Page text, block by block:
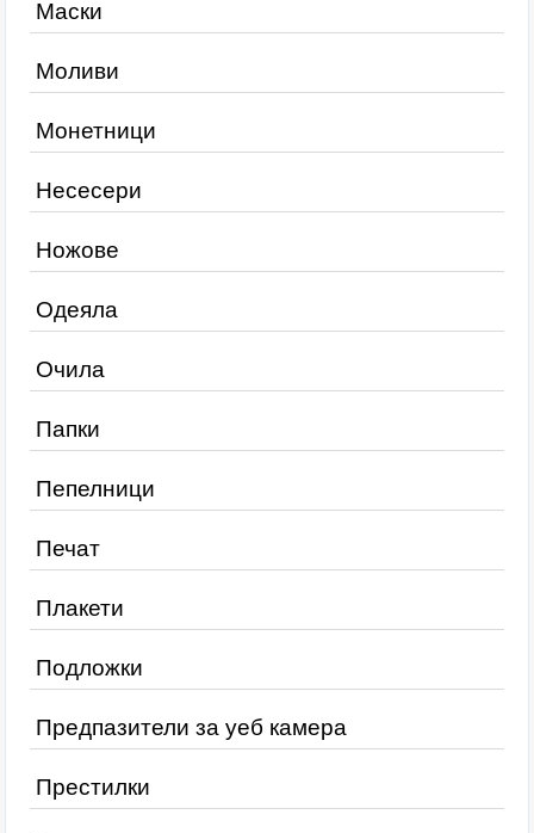
Маски
Моливи
Монетници
Несесери
Ножове
Одеяла
Очила
Папки
Пепелници
Печат
Плакети
Подложки
Предпазители за уеб камера
Престилки